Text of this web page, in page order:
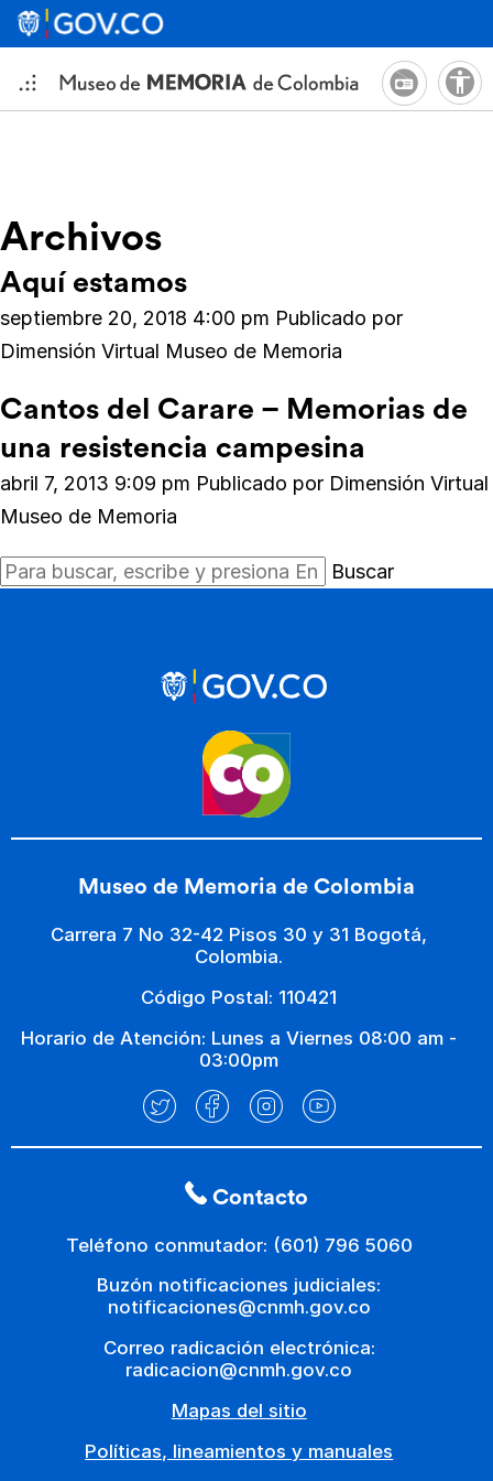
Archivos
Aquí estamos
septiembre 20, 2018 4:00 pm Publicado por
Dimensión Virtual Museo de Memoria
Cantos del Carare – Memorias de
una resistencia campesina
abril 7, 2013 9:09 pm Publicado por Dimensión Virtual
Museo de Memoria
Buscar
Museo de Memoria de Colombia
Carrera 7 No 32-42 Pisos 30 y 31 Bogotá,
Colombia.
Código Postal: 110421
Horario de Atención: Lunes a Viernes 08:00 am -
03:00pm
Contacto
Teléfono conmutador: (601) 796 5060
Buzón notificaciones judiciales:
notificaciones@cnmh.gov.co
Correo radicación electrónica:
radicacion@cnmh.gov.co
Mapas del sitio
Políticas, lineamientos y manuales